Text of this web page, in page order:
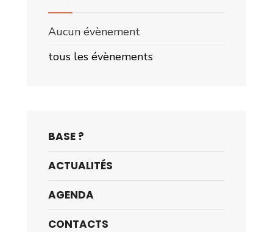
Aucun évènement
tous les évènements
BASE ?
ACTUALITÉS
AGENDA
CONTACTS